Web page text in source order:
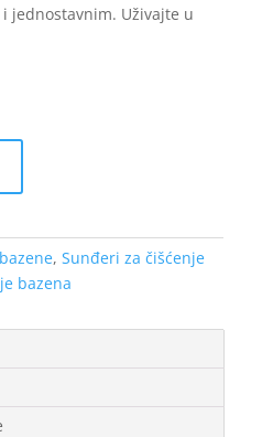
jednostavnim. Uživajte u
, Sunđeri za čišćenje
bazena